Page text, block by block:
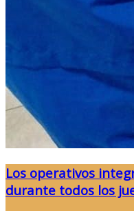
Los operativos
durante todos los